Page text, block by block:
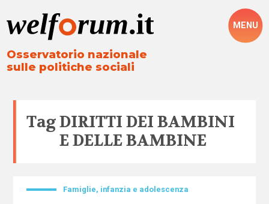
Osservatorio nazionale
sulle politiche sociali
MENU
TagDIRITTI DEI BAMBINI
E DELLE BAMBINE
Famiglie, infanzia e adolescenza